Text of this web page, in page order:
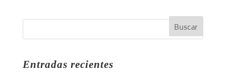
Entradas recientes